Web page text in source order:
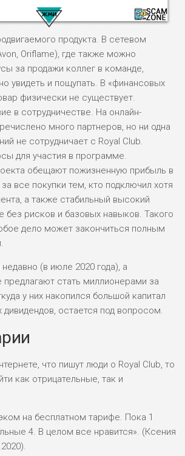
ПОДОЙДЕТ
ВСЕМ
М СТАВОК
0
ОБЗОР
ПОДОЙДЕТ
ОБЗОР
ВСЕМ
продукта. В сетевом
Oriflame), где также можно
за продажи коллег в команде,
увидеть и пощупать. В «финансовых
физически не существует.
в сотрудничестве. На онлайн-
много партнеров, но ни одна
не сотрудничает с Royal Club.
для участия в программе.
обещают пожизненную прибыль в
все покупки тем, кто подключил хотя
а также стабильный высокий
без рисков и базовых навыков. Такого
дело может закончиться полным
(в июле 2020 года), а
предлагают стать миллионерами за
у них накопился большой капитал
дивидендов, остается под вопросом.
что пишут люди о Royal Club, то
как отрицательные, так и
на бесплатном тарифе. Пока 1
4. В целом все нравится». (Ксения